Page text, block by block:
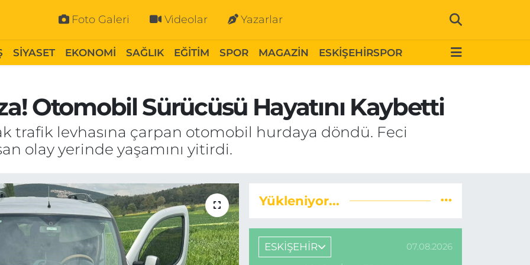
Foto Galeri Videolar Yazarlar
SİYASET EKONOMİ SAĞLIK EĞİTİM SPOR MAGAZİN ESKİŞEHİRSPOR
Otomobil Sürücüsü Hayatını Kaybetti
trafik levhasına çarpan otomobil hurdaya döndü. Feci
olay yerinde yaşamını yitirdi.
Yükleniyor...
ESKİŞEHİR 07.08.2026